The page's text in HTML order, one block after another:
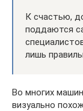
К счастью,
поддаются
лишь
Во многих
визуально